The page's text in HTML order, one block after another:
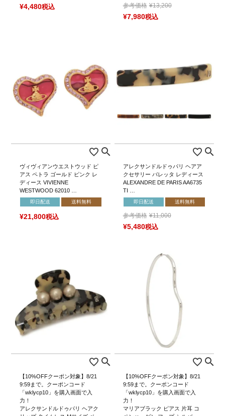
¥4,480税込 参考価格 ¥13,200
¥7,980税込
ヴィヴィアンウエストウッド ピ
アス ペトラ ゴールド ピンク レ
ディース VIVIENNE
WESTWOOD 62010 …
即日配送 送料無料
¥21,800税込
アレクサンドルドゥパリ ヘアア
クセサリー バレッタ レディース
ALEXANDRE DE PARIS AA6735
TI …
即日配送 送料無料
参考価格 ¥11,000
¥5,480税込
【10%OFFクーポン対象】8/21
9:59まで。クーポンコード
「wklycp10」を購入画面で入
力！
アレクサンドルドゥパリ ヘアク
【10%OFFクーポン対象】8/21
9:59まで。クーポンコード
「wklycp10」を購入画面で入
力！
マリアブラック ピアス 片耳 コ